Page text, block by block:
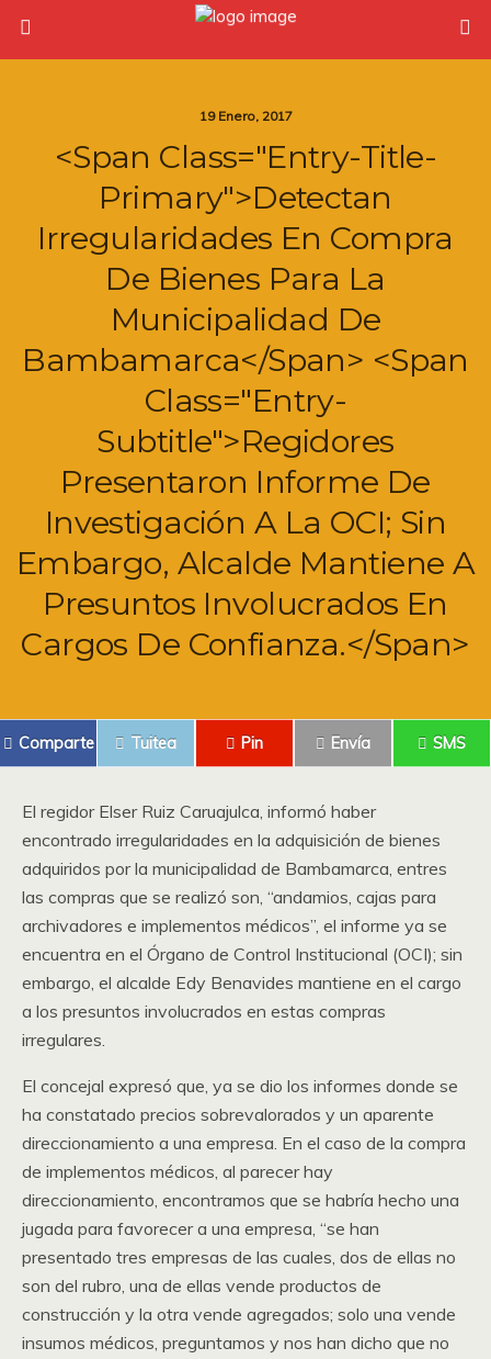
19 Enero, 2017
<span Class="entry-Title-
Primary">Detectan
Irregularidades En Compra
De Bienes Para La
Municipalidad De
Bambamarca</span> <span
Class="entry-
Subtitle">Regidores
Presentaron Informe De
Investigación A La OCI; Sin
Embargo, Alcalde Mantiene A
Presuntos Involucrados En
Cargos De Confianza.</span>
Comparte Tuitea Pin Envía SMS
El regidor Elser Ruiz Caruajulca, informó haber
encontrado irregularidades en la adquisición de bienes
adquiridos por la municipalidad de Bambamarca, entres
las compras que se realizó son, “andamios, cajas para
archivadores e implementos médicos”, el informe ya se
encuentra en el Órgano de Control Institucional (OCI); sin
embargo, el alcalde Edy Benavides mantiene en el cargo
a los presuntos involucrados en estas compras
irregulares.
El concejal expresó que, ya se dio los informes donde se
ha constatado precios sobrevalorados y un aparente
direccionamiento a una empresa. En el caso de la compra
de implementos médicos, al parecer hay
direccionamiento, encontramos que se habría hecho una
jugada para favorecer a una empresa, “se han
presentado tres empresas de las cuales, dos de ellas no
son del rubro, una de ellas vende productos de
construcción y la otra vende agregados; solo una vende
insumos médicos, preguntamos y nos han dicho que no